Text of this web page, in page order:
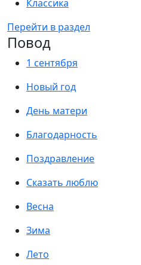
Классика
Перейти в раздел
Повод
1 сентября
Новый год
День матери
Благодарность
Поздравление
Сказать люблю
Весна
Зима
Лето